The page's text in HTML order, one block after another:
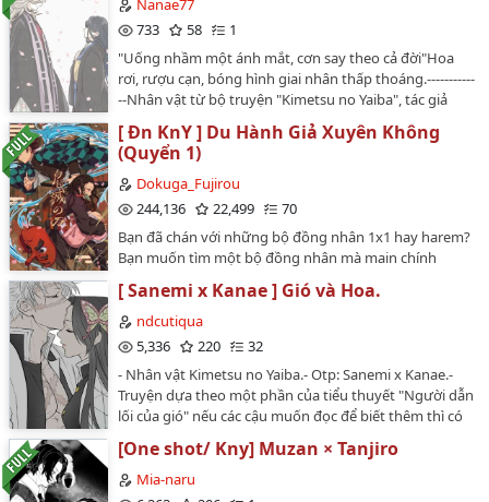
họa: そらいろTrans + Edit: Nguyệt Hạ (Shui)Tình trạng:
phép của writter hay artist, vui lòng KHÔNG mang đi
nơi khác.Đăng tải duy nhất tại Wattpad Nguyệt Hạ
(Shui).…
Nanae77
733
58
1
"Uống nhầm một ánh mắt, cơn say theo cả đời"Hoa
rơi, rượu cạn, bóng hình giai nhân thấp thoáng.-----------
--Nhân vật từ bộ truyện "Kimetsu no Yaiba", tác giả
Koyoharu Goutoge.Mọi nhân vật không thuộc quyền
sở hữu của tôi, nhưng ở đây, trong trí tưởng tượng
này, họ sẽ tạm thời thuộc về tôi, về câu chuyện này.-----
---------Đây là fanfic, truyện được viết ra hoàn toàn từ trí
tưởng tượng của người viết, không hề liên quan đến
đọc từ từ.-------Mong rằng bạn sẽ vui khi đọc câu
chuyện của tôi.Gửi đến bạn thật nhiều tình yêu!…
[ Đn KnY ] Du Hành Giả Xuyên Không
(Quyển 1)
Dokuga_Fujirou
244,136
22,499
70
Bạn đã chán với những bộ đồng nhân 1x1 hay harem?
Bạn muốn tìm một bộ đồng nhân mà main chính
lưu? Hãy đọc bộ đồng nhân này đi vì nó đáp ứng với
các điều kiện trên.
___________________________________________ Kime là
có họ. Trên đường đi học về, cô nhặt được một cuốn
sổ. Đột nhiên trong giấc mơ, một giọng nói trong trẻo
vang lên nói rằng cô có thể xuyên không vào mọi
anime cô chọn. Cuối cùng, Kime chọn Kimetsu no Yaiba
là điểm đến đầu tiên cùng với Miu ( tên của cuốn sách
mà cô đặt). Cuộc phiêu lưu bắt đầu từ
[ Sanemi x Kanae ] Gió và Hoa.
ndcutiqua
5,336
220
32
- Nhân vật Kimetsu no Yaiba.- Otp: Sanemi x Kanae.-
Truyện dựa theo một phần của tiểu thuyết "Người dẫn
lối của gió" nếu các cậu muốn đọc để biết thêm thì có
trên app TYT. Tiểu thuyết này viết về SaneKana là chủ
yếu. Tiểu thuyết viết dành cho mấy bạn yêu thích otp
[One shot/ Kny] Muzan × Tanjiro
Mia-naru